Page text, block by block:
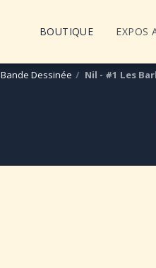
BOUTIQUE EXPOS
Bande Dessinée Nil - #1 Les